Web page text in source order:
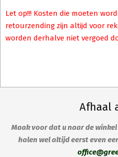
Let op!!! Kosten die moeten
retourzending zijn altijd voor
worden derhalve niet vergoed
Afhaal
Maak voor dat u naar de
halen wel altijd eerst even